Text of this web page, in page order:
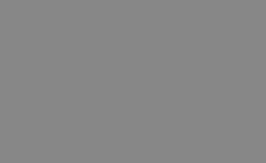
delle
nei siti; può
la nuova